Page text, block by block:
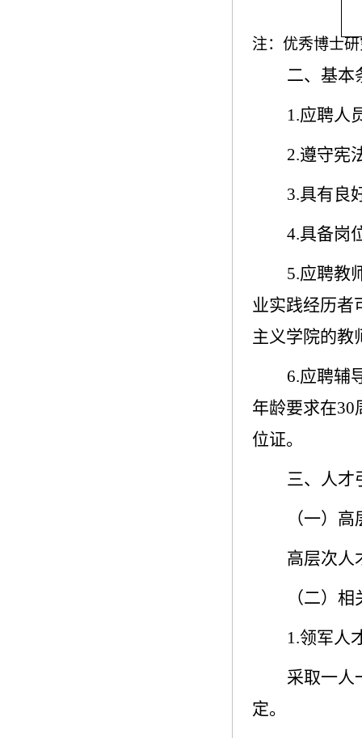
注：优秀博士
二、基本
1.应聘人
2.遵守宪
3.具有良
4.具备岗
5.应聘教
业实践经历者
主义学院的教
6.应聘辅
年龄要求在30
位证。
三、人才
（一）
高层次人
（二）
1.领军人
采取一人
定。